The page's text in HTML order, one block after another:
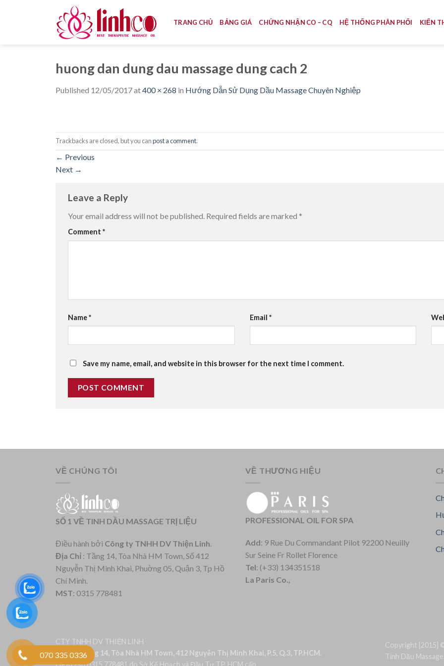
TRANG CHỦ BẢNG GIÁ CHỨNG NHẬN CO – CQ HỆ THỐNG PHÂN PHỐI KIẾN
huong dan dung dau massage dung cach 2
Published 12/05/2017at400 × 268 in Hướng Dẫn Sử Dụng Dầu Massage Chuyên Nghiệp
Trackbacks are closed, but you canpost a comment.
← Previous
Next →
Leave a Reply
Your email address will not be published. Required fields are marked *
Comment *
Name* Email *
Save my name, email, and website in this browser for the next time I comment.
VỀ CHÚNG TÔI
SỐ 1 VỀ TINH DẦU MASSAGE TRỊ LIỆU
Điều hành bởi Công ty TNHH DV Thiện Linh.
Địa Chỉ : Tầng 14, Tòa Nhà HM Town, Số 412
Nguyễn Thị Minh Khai, Phuờng 05, Quận 3, Tp Hồ
Chí Minh.
MST: 0315 778481
VỀ THƯƠNG HIỆU
PROFESSIONAL OIL FOR SPA
Add: 9 Rue Du Commandant Pilot 92200 Neuilly
Sur Seine Fr Rollet Florence
Tel: (+33) 134351518
La Paris Co.,
Copyright [2015]
Tinh Dầu
CTY TNHH DV THIỆN LINH
Địa chỉ: Tầng 14, Tòa Nhà HM Town, 412 Nguyễn Thị Minh Khai, P.5, Q.3, TP.HCM.
GPKD số 0315 778481 do Sở Kế Hoạch và Đầu Tư TP. HCM cấp.
070 335 0336